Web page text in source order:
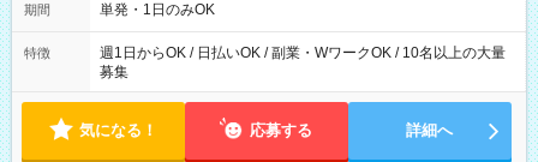
期間 単発・1日のみOK
特徴
週1日からOK / 日払いOK / 副業・WワークOK / 10名以上の大量
募集
気になる！ 応募する 詳細へ